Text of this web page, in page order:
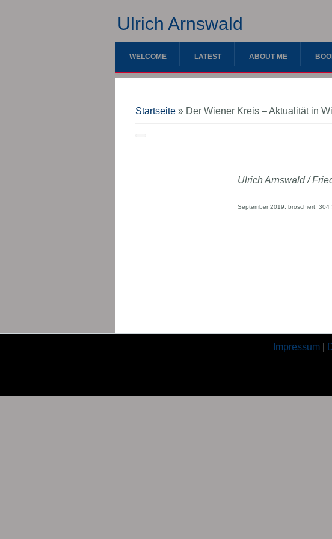
Ulrich Arnswald
WELCOME LATEST ABOUT ME
Startseite » Der Wiener Kreis – Aktualität in
Ulrich Arnswald /
September 2019, broschiert,
Impressum